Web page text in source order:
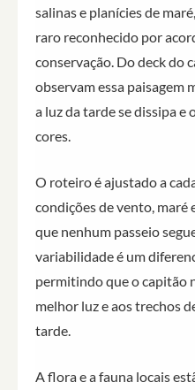
salinas e planícies de
raro reconhecido por
conservação. Do deck do
observam essa paisagem
a luz da tarde se dissipa e
cores.
O roteiro é ajustado a
condições de vento, maré
que nenhum passeio
variabilidade é um
permitindo que o capitão
melhor luz e aos trechos
tarde.
A flora e a fauna locais